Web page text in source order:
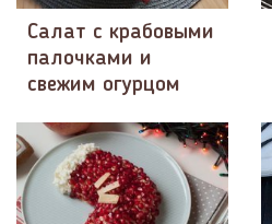
Салат с крабовыми
палочками и
свежим огурцом